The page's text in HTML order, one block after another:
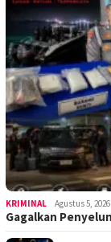
KRIMINAL Agustus 5, 2026
Gagalkan